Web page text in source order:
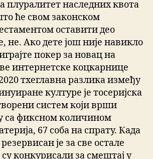
плуралитет наследних квота
ће свом законском
оставити део
не. Ако дете још није навикло
покер за новац на
интернетске коцкарнице
тхеглавна разлика између
културе је тосеријска
систем који врши
са фиксном количином
67 соба на спрату. Када
је за све остале
су конкурисали за смештај у